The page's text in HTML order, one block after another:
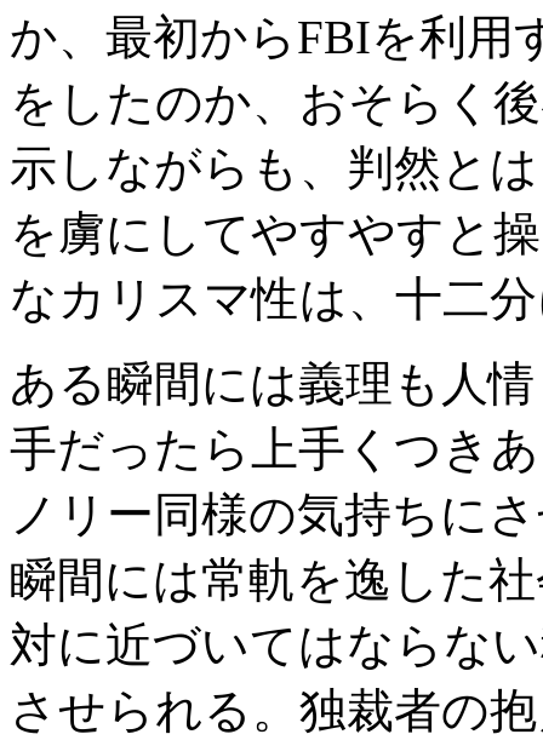
か、最初からFBIを利用
をしたのか、おそらく
示しながらも、判然と
を虜にしてやすやすと
なカリスマ性は、十二
ある瞬間には義理も人
手だったら上手くつき
ノリー同様の気持ちに
瞬間には常軌を逸した
対に近づいてはならな
させられる。独裁者の